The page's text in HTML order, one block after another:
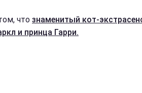
что знаменитый кот-
и принца Гарри.